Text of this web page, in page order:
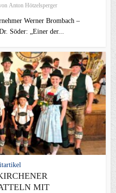
Anton Hötzelsperger
Werner Brombach –
Söder: „Einer der...
MIT